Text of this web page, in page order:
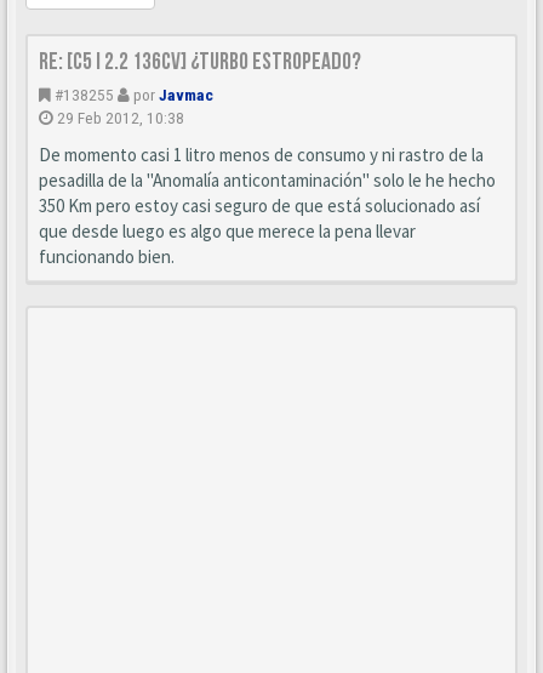
Re: [C5 I 2.2 136cv] ¿turbo estropeado?
#138255 porJavmac
29 Feb 2012, 10:38
De momento casi 1 litro menos de consumo y ni rastro de la
pesadilla de la "Anomalía anticontaminación" solo le he hecho
350 Km pero estoy casi seguro de que está solucionado así
que desde luego es algo que merece la pena llevar
funcionando bien.